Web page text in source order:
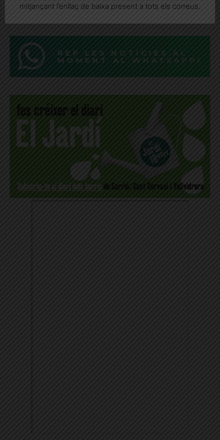
formal a la Sindicatura de Greuges
REP LES NOTÍCIES AL
MOMENT AL WHATSAPP!
mitjançant l’enllaç de baixa present a tots els correus.